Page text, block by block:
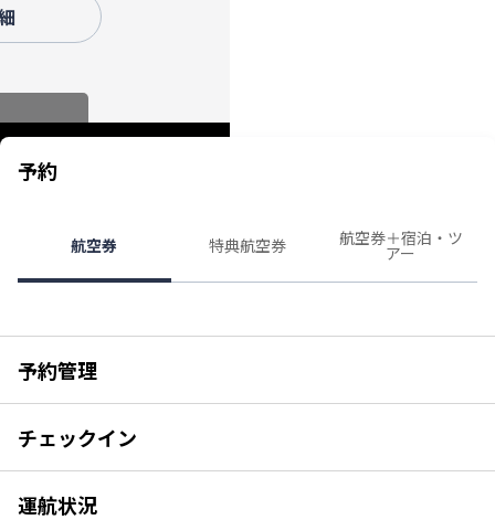
予約
航空券 特典航空券 航空券＋宿泊・ツ
アー
予約管理
チェックイン
運航状況